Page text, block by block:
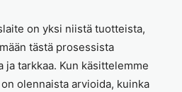
on yksi niistä tuotteista,
tästä prosessista
ja tarkkaa. Kun käsittelemme
olennaista arvioida, kuinka